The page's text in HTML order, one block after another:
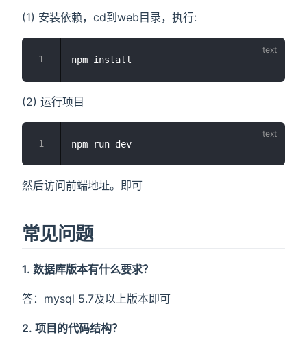
(1) 安装依赖，cd到web目录，执行:
(2) 运行项目
然后访问前端地址。即可
常见问题
1. 数据库版本有什么要求？
答：mysql 5.7及以上版本即可
2. 项目的代码结构？